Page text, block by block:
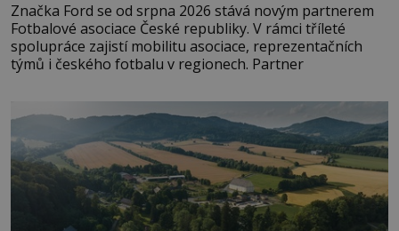
Značka Ford se od srpna 2026 stává novým partnerem
Fotbalové asociace České republiky. V rámci tříleté
spolupráce zajistí mobilitu asociace, reprezentačních
týmů i českého fotbalu v regionech. Partner